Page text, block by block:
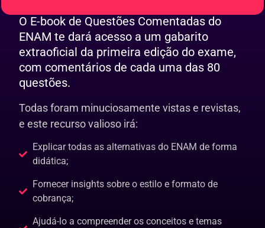
O E-book de Questões Comentadas do
ENAM te dará acesso a um gabarito
extraoficial da primeira edição do exame,
com comentários de cada uma das 80
questões.
Todas foram minuciosamente vistas e revistas,
e este recurso valioso irá:
Explicar todas as alternativas do ENAM de forma
didática;
Fornecer insights sobre o estilo e formato de
cobrança;
Ajudá-lo a compreender os conceitos e temas